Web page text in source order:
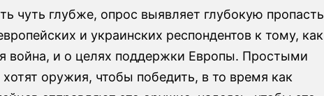
чуть глубже, опрос выявляет глубокую пропасть
и украинских респондентов к тому, как
война, и о целях поддержки Европы. Простыми
оружия, чтобы победить, в то время как